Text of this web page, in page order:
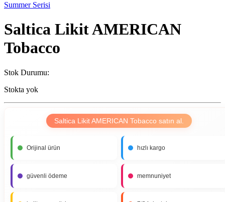
Summer Serisi
Saltica Likit AMERICAN
Tobacco
Stok Durumu:
Stokta yok
Saltica Likit AMERICAN Tobacco satın al.
Orijinal ürün hızlı kargo
güvenli ödeme memnuniyet